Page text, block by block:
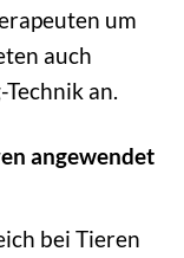
um
auch
an.
angewendet
bei Tieren